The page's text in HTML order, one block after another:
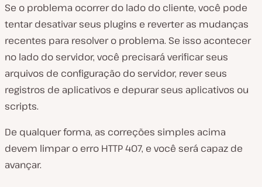
Se o problema ocorrer do lado do cliente, você pode
tentar desativar seus plugins e reverter as mudanças
recentes para resolver o problema. Se isso acontecer
no lado do servidor, você precisará verificar seus
arquivos de configuração do servidor, rever seus
registros de aplicativos e depurar seus aplicativos ou
scripts.
De qualquer forma, as correções simples acima
devem limpar o erro HTTP 407, e você será capaz de
avançar.